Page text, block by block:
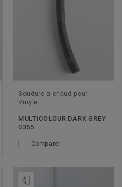
Soudure à chaud pour
Vinyle
MULTICOLOUR DARK GREY
0355
Comparer